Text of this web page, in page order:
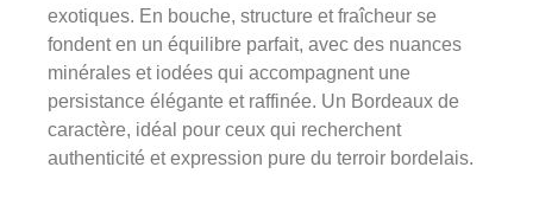
exotiques. En bouche, structure et fraîcheur se
fondent en un équilibre parfait, avec des nuances
minérales et iodées qui accompagnent une
persistance élégante et raffinée. Un Bordeaux de
caractère, idéal pour ceux qui recherchent
authenticité et expression pure du terroir bordelais.